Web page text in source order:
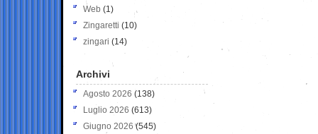
Web (1)
Zingaretti (10)
zingari (14)
Archivi
Agosto 2026 (138)
Luglio 2026 (613)
Giugno 2026 (545)